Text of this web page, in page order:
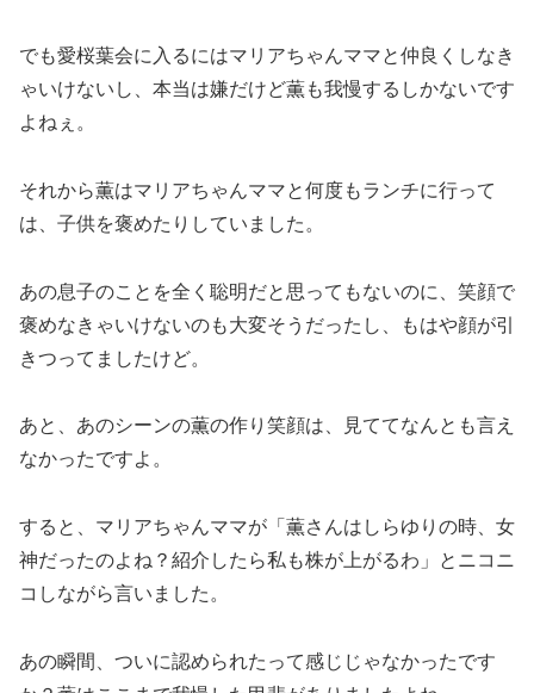
でも愛桜葉会に入るにはマリアちゃんママと仲良くしなき
ゃいけないし、本当は嫌だけど薫も我慢するしかないです
よねぇ。
それから薫はマリアちゃんママと何度もランチに行って
は、子供を褒めたりしていました。
あの息子のことを全く聡明だと思ってもないのに、笑顔で
褒めなきゃいけないのも大変そうだったし、もはや顔が引
きつってましたけど。
あと、あのシーンの薫の作り笑顔は、見ててなんとも言え
なかったですよ。
すると、マリアちゃんママが「薫さんはしらゆりの時、女
神だったのよね？紹介したら私も株が上がるわ」とニコニ
コしながら言いました。
あの瞬間、ついに認められたって感じじゃなかったです